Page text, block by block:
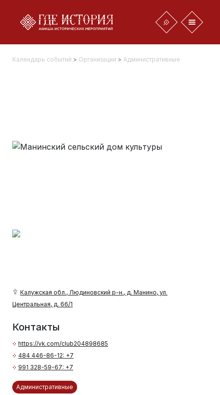
Календарь событий > Организации > Административные
Калужская обл., Людиновский р-н., д. Манино, ул.
Центральная, д. 66/1
Контакты
https://vk.com/club204898685
484 446-86-12: +7
991 328-59-67: +7
Административные